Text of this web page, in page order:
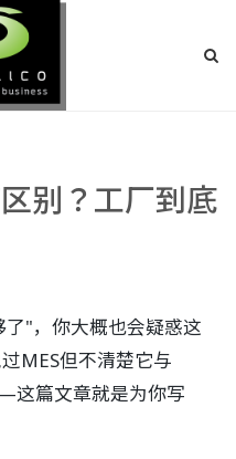
别？工厂到底
"，你大概也会疑惑这
MES但不清楚它与
这篇文章就是为你写